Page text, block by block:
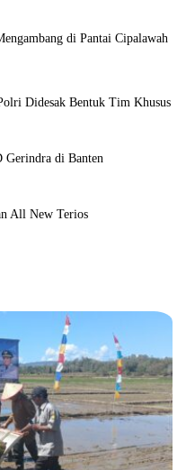
di Pantai Cipalawah
Didesak Bentuk Tim Khusus
Gerindra di Banten
All New Terios